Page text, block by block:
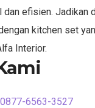
efisien. Jadikan
kitchen set
Interior.
0877-6563-3527